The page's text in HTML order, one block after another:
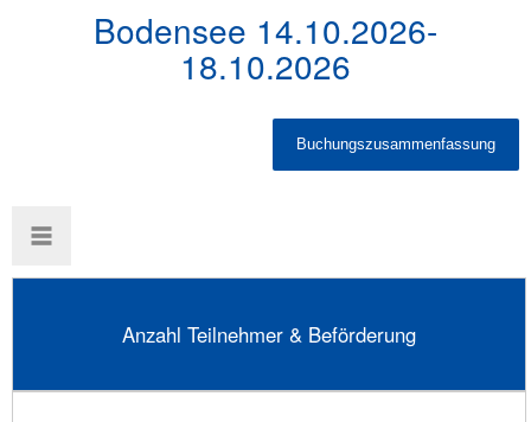
Bodensee 14.10.2026-
18.10.2026
Anzahl Teilnehmer & Beförderung